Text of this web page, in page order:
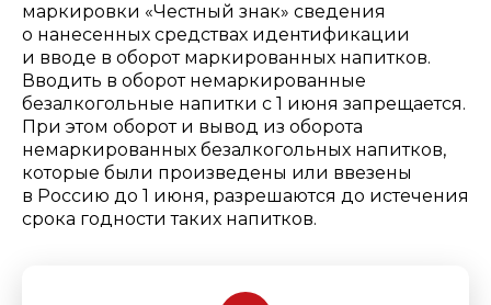
маркировки «Честный знак» сведения
о нанесенных средствах идентификации
и вводе в оборот маркированных напитков.
Вводить в оборот немаркированные
безалкогольные напитки с 1 июня запрещается.
При этом оборот и вывод из оборота
немаркированных безалкогольных напитков,
которые были произведены или ввезены
в Россию до 1 июня, разрешаются до истечения
срока годности таких напитков.